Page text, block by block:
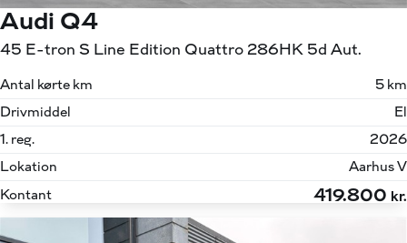
Audi Q4
45 E-tron S Line Edition Quattro 286HK 5d Aut.
Antal kørte km
5 km
Drivmiddel
El
1. reg.
2026
Lokation
Aarhus V
Kontant
419.800 kr.